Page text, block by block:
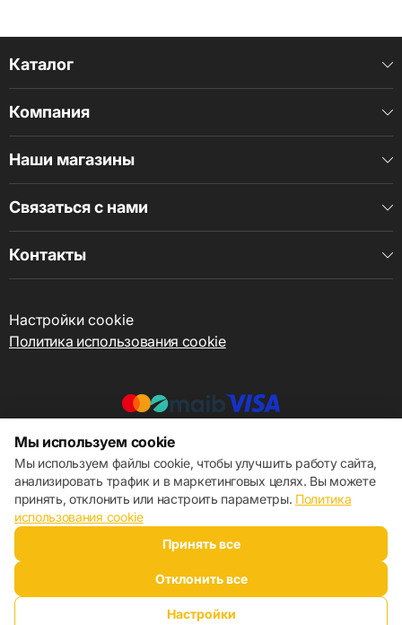
Каталог
Компания
Наши магазины
Связаться с нами
Контакты
Настройки cookie
Политика использования cookie
© 2013 – 2026 ECOM
Мы используем cookie
Мы используем файлы cookie, чтобы улучшить работу сайта,
анализировать трафик и в маркетинговых целях. Вы можете
принять, отклонить или настроить параметры. Политика
использования cookie
Принять все
Отклонить все
Настройки